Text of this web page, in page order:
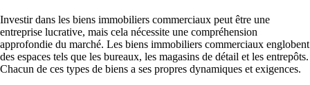
Investir dans les biens immobiliers commerciaux peut être une
entreprise lucrative, mais cela nécessite une compréhension
approfondie du marché. Les biens immobiliers commerciaux englobent
des espaces tels que les bureaux, les magasins de détail et les entrepôts.
Chacun de ces types de biens a ses propres dynamiques et exigences.